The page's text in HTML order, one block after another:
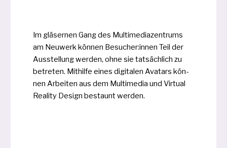
Im glä­ser­nen Gang des Multimediazentrums
am Neuwerk kön­nen Besucher:innen Teil der
Ausstellung wer­den, ohne sie tat­säch­lich zu
betre­ten. Mithilfe eines digi­ta­len Avatars kön­
nen Arbeiten aus dem Multimedia und Virtual
Reality Design bestaunt werden.